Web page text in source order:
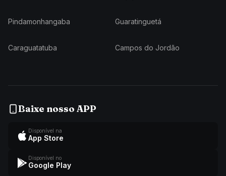
Pindamonhangaba Guaratinguetá
Caraguatatuba Campos do Jordão
Baixe nosso APP
Disponível na
App Store
Disponível no
Google Play